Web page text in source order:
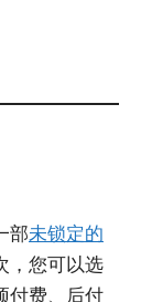
部未锁定的
，您可以选
付费、后付